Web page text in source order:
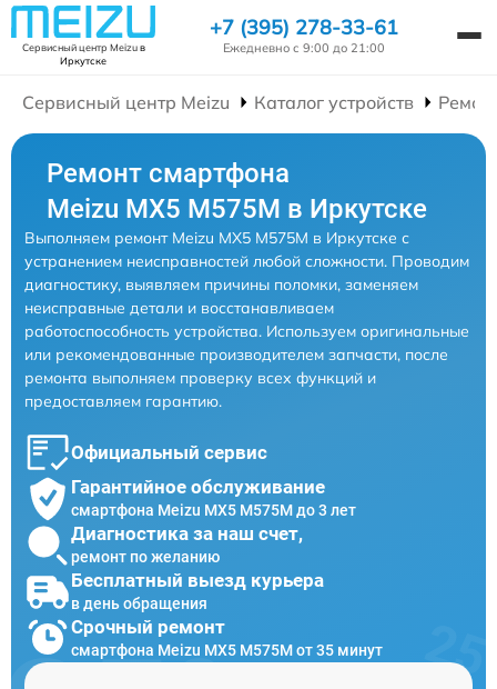
Сервисный центр Meizuв
Иркутске
+7 (395) 278-33-61
Ежедневно с 9:00 до 21:00
Сервисный центр Meizu Каталог устройств
Ремонт смартфона
Meizu MX5 M575M в Иркутске
Выполняем ремонт Meizu MX5 M575M в Иркутске с
устранением неисправностей любой сложности. Проводим
диагностику, выявляем причины поломки, заменяем
неисправные детали и восстанавливаем
работоспособность устройства. Используем оригинальные
или рекомендованные производителем запчасти, после
ремонта выполняем проверку всех функций и
предоставляем гарантию.
Официальный сервис
Гарантийное обслуживание
смартфона Meizu MX5 M575M до 3 лет
Диагностика за наш счет,
ремонт по желанию
Бесплатный выезд курьера
в день обращения
Срочный ремонт
смартфона Meizu MX5 M575M от 35 минут